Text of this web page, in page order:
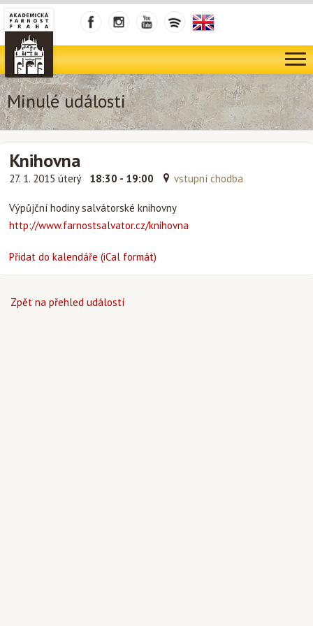
Minulé události
Knihovna
27. 1. 2015 úterý 18:30 - 19:00 vstupní chodba
Výpůjční hodiny salvátorské knihovny
http://www.farnostsalvator.cz/knihovna
Přidat do kalendáře (iCal formát)
Zpět na přehled událostí